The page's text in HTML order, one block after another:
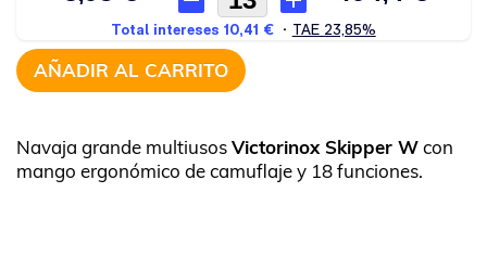
AÑADIR AL CARRITO
Navaja grande multiusosVictorinox Skipper Wcon
mango ergonómico de camuflaje y 18 funciones.